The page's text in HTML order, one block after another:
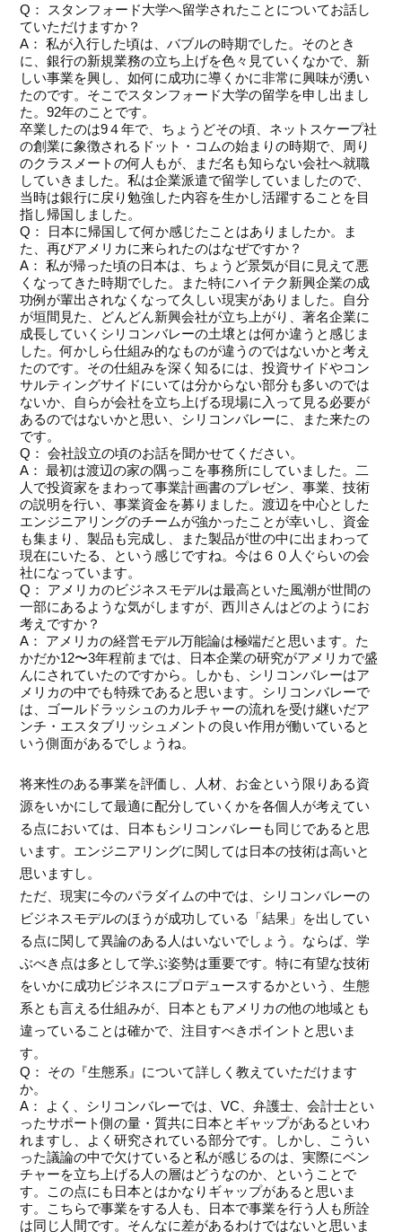
Q： スタンフォード大学へ留学されたことについてお話し
ていただけますか？
A： 私が入行した頃は、バブルの時期でした。そのとき
に、銀行の新規業務の立ち上げを色々見ていくなかで、新
しい事業を興し、如何に成功に導くかに非常に興味が湧い
たのです。そこでスタンフォード大学の留学を申し出まし
た。92年のことです。
卒業したのは9４年で、ちょうどその頃、ネットスケープ社
の創業に象徴されるドット・コムの始まりの時期で、周り
のクラスメートの何人もが、まだ名も知らない会社へ就職
していきました。私は企業派遣で留学していましたので、
当時は銀行に戻り勉強した内容を生かし活躍することを目
指し帰国しました。
Q： 日本に帰国して何か感じたことはありましたか。ま
た、再びアメリカに来られたのはなぜですか？
A： 私が帰った頃の日本は、ちょうど景気が目に見えて悪
くなってきた時期でした。また特にハイテク新興企業の成
功例が輩出されなくなって久しい現実がありました。自分
が垣間見た、どんどん新興会社が立ち上がり、著名企業に
成長していくシリコンバレーの土壌とは何か違うと感じま
した。何かしら仕組み的なものが違うのではないかと考え
たのです。その仕組みを深く知るには、投資サイドやコン
サルティングサイドにいては分からない部分も多いのでは
ないか、自らが会社を立ち上げる現場に入って見る必要が
あるのではないかと思い、シリコンバレーに、また来たの
です。
Q： 会社設立の頃のお話を聞かせてください。
A： 最初は渡辺の家の隅っこを事務所にしていました。二
人で投資家をまわって事業計画書のプレゼン、事業、技術
の説明を行い、事業資金を募りました。渡辺を中心とした
エンジニアリングのチームが強かったことが幸いし、資金
も集まり、製品も完成し、また製品が世の中に出まわって
現在にいたる、という感じですね。今は６０人ぐらいの会
社になっています。
Q： アメリカのビジネスモデルは最高といた風潮が世間の
一部にあるような気がしますが、西川さんはどのようにお
考えですか？
A： アメリカの経営モデル万能論は極端だと思います。た
かだか12〜3年程前までは、日本企業の研究がアメリカで盛
んにされていたのですから。しかも、シリコンバレーはア
メリカの中でも特殊であると思います。シリコンバレーで
は、ゴールドラッシュのカルチャーの流れを受け継いだア
ンチ・エスタブリッシュメントの良い作用が働いていると
いう側面があるでしょうね。
将来性のある事業を評価し、人材、お金という限りある資
源をいかにして最適に配分していくかを各個人が考えてい
る点においては、日本もシリコンバレーも同じであると思
います。エンジニアリングに関しては日本の技術は高いと
思いますし。
ただ、現実に今のパラダイムの中では、シリコンバレーの
ビジネスモデルのほうが成功している「結果」を出してい
る点に関して異論のある人はいないでしょう。ならば、学
ぶべき点は多として学ぶ姿勢は重要です。特に有望な技術
をいかに成功ビジネスにプロデュースするかという、生態
系とも言える仕組みが、日本ともアメリカの他の地域とも
違っていることは確かで、注目すべきポイントと思いま
す。
Q： その『生態系』について詳しく教えていただけます
か。
A： よく、シリコンバレーでは、VC、弁護士、会計士とい
ったサポート側の量・質共に日本とギャップがあるといわ
れますし、よく研究されている部分です。しかし、こうい
った議論の中で欠けていると私が感じるのは、実際にベン
チャーを立ち上げる人の層はどうなのか、ということで
す。この点にも日本とはかなりギャップがあると思いま
す。こちらで事業をする人も、日本で事業を行う人も所詮
は同じ人間です。そんなに差があるわけではないと思いま